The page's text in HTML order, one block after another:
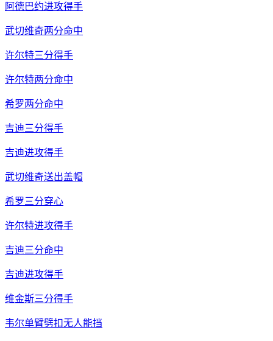
阿德巴约进攻得手
武切维奇两分命中
许尔特三分得手
许尔特两分命中
希罗两分命中
吉迪三分得手
吉迪进攻得手
武切维奇送出盖帽
希罗三分穿心
许尔特进攻得手
吉迪三分命中
吉迪进攻得手
维金斯三分得手
韦尔单臂劈扣无人能挡